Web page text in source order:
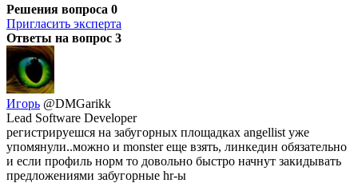
Решения вопроса 0
Пригласить эксперта
Ответы на вопрос 3
Игорь @DMGarikk
Lead Software Developer
регистрируешся на забугорных площадках angellist уже
упомянули..можно и monster еще взять, линкедин обязательно
и если профиль норм то довольно быстро начнут закидывать
предложениями забугорные hr-ы